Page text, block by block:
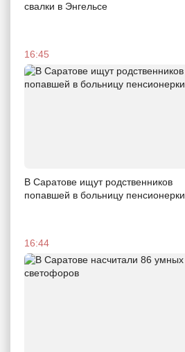
свалки в Энгельсе
16:45
В Саратове ищут родственников
попавшей в больницу пенсионерки
16:44